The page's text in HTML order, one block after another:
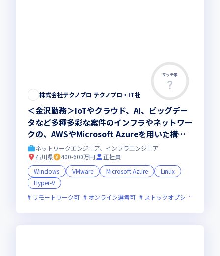
マッチ率
株式会社テクノプロ テクノプロ・IT社
＜金沢勤務＞IoTやクラウド、AI、ビッグデー
タなど多種多彩な案件のインフラやネットワー
クの、AWSやMicrosoft Azureを用いた構築
をお任せします
ネットワークエンジニア、インフラエンジニア
石川県
400-600万円
正社員
Windows
VMware Microsoft Azure
Linux
Hyper-V
リモートワーク可
オンライン選考可 ストックオプションあり